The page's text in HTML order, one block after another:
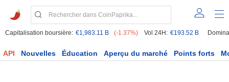
Capitalisation boursière: €1,983.11 B (-1.37%) Vol 24H: €193.52 B
API Nouvelles Éducation Aperçu du marché Points forts